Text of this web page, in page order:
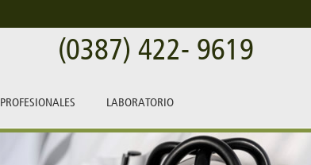
(0387) 422- 9619
PROFESIONALES
LABORATORIO